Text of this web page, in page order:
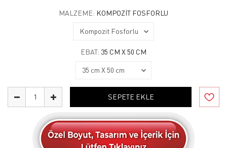
MALZEME: KOMPOZIT FOSFORLU
EBAT: 35 CM X 50 CM
SEPETE EKLE